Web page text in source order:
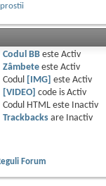
prostii
Codul BBeste Activ
Zâmbeteeste Activ
Codul
[IMG] este Activ
[VIDEO] code is Activ
Codul HTML este
Inactiv
Trackbacksare
Inactiv
Forum